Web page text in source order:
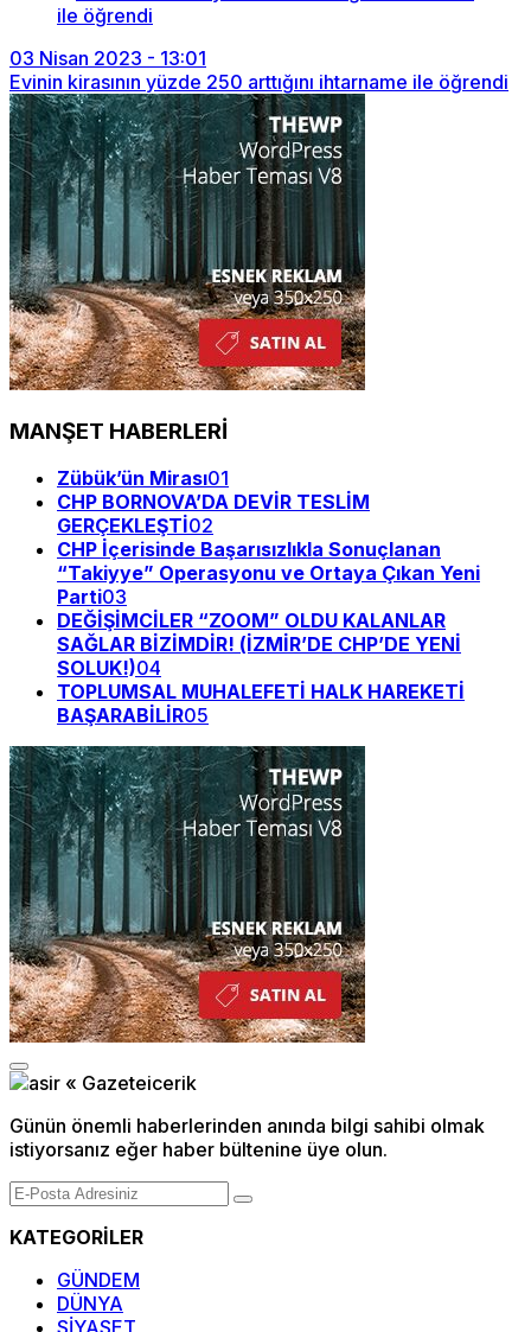
03 Nisan 2023 - 13:01
Evinin kirasının yüzde 250 arttığını ihtarname ile öğrendi
MANŞET HABERLERİ
Zübük’ün Mirası01
CHP BORNOVA’DA DEVİR TESLİM
GERÇEKLEŞTİ02
CHP İçerisinde Başarısızlıkla Sonuçlanan
“Takiyye” Operasyonu ve Ortaya Çıkan Yeni
Parti03
DEĞİŞİMCİLER “ZOOM” OLDU KALANLAR
SAĞLAR BİZİMDİR! (İZMİR’DE CHP’DE YENİ
SOLUK!)04
TOPLUMSAL MUHALEFETİ HALK HAREKETİ
BAŞARABİLİR05
Günün önemli haberlerinden anında bilgi sahibi olmak
istiyorsanız eğer haber bültenine üye olun.
KATEGORİLER
GÜNDEM
DÜNYA